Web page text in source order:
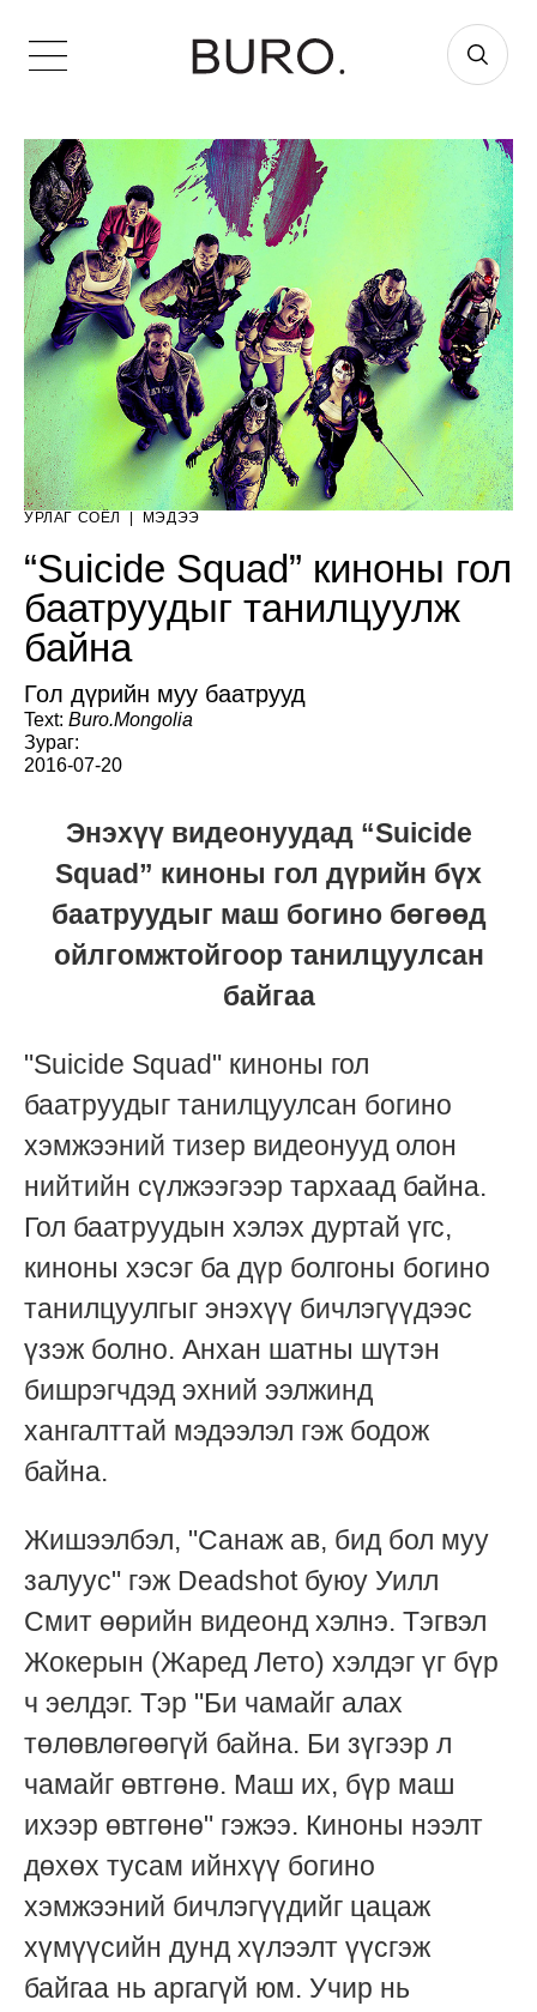
УРЛАГ СОЁЛ МЭДЭЭ
“Suicide Squad” киноны гол
баатруудыг танилцуулж
байна
Гол дүрийн муу баатрууд
Text: Buro.Mongolia
Зураг:
2016-07-20
Энэхүү видеонуудад “Suicide
Squad” киноны гол дүрийн бүх
баатруудыг маш богино бөгөөд
ойлгомжтойгоор танилцуулсан
байгаа
"Suicide Squad" киноны гол
баатруудыг танилцуулсан богино
хэмжээний тизер видеонууд олон
нийтийн сүлжээгээр тархаад байна.
Гол баатруудын хэлэх дуртай үгс,
киноны хэсэг ба дүр болгоны богино
танилцуулгыг энэхүү бичлэгүүдээс
үзэж болно. Анхан шатны шүтэн
бишрэгчдэд эхний ээлжинд
хангалттай мэдээлэл гэж бодож
байна.
Жишээлбэл, "Санаж ав, бид бол муу
залуус" гэж Deadshot буюу Уилл
Смит өөрийн видеонд хэлнэ. Тэгвэл
Жокерын (Жаред Лето) хэлдэг үг бүр
ч эелдэг. Тэр "Би чамайг алах
төлөвлөгөөгүй байна. Би зүгээр л
чамайг өвтгөнө. Маш их, бүр маш
ихээр өвтгөнө" гэжээ. Киноны нээлт
дөхөх тусам ийнхүү богино
хэмжээний бичлэгүүдийг цацаж
хүмүүсийн дунд хүлээлт үүсгэж
байгаа нь аргагүй юм. Учир нь